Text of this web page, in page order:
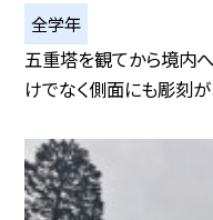
全学年
五重塔を観てから境内へ
けでなく側面にも彫刻